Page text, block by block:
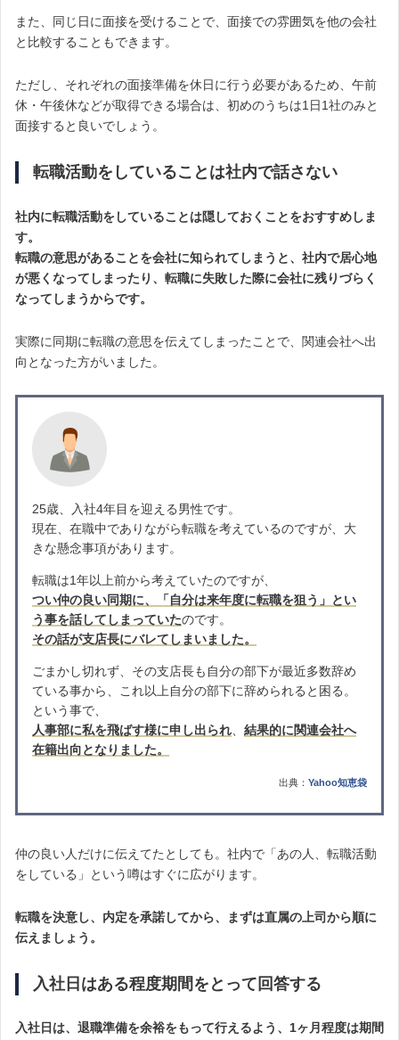
また、同じ日に面接を受けることで、面接での雰囲気を他の会社
と比較することもできます。
ただし、それぞれの面接準備を休日に行う必要があるため、午前
休・午後休などが取得できる場合は、初めのうちは1日1社のみと
面接すると良いでしょう。
転職活動をしていることは社内で話さない
社内に転職活動をしていることは隠しておくことをおすすめしま
す。
転職の意思があることを会社に知られてしまうと、社内で居心地
が悪くなってしまったり、転職に失敗した際に会社に残りづらく
なってしまうからです。
実際に同期に転職の意思を伝えてしまったことで、関連会社へ出
向となった方がいました。
25歳、入社4年目を迎える男性です。
現在、在職中でありながら転職を考えているのですが、大
きな懸念事項があります。
転職は1年以上前から考えていたのですが、
つい仲の良い同期に、「自分は来年度に転職を狙う」とい
う事を話してしまっていたのです。
その話が支店長にバレてしまいました。
ごまかし切れず、その支店長も自分の部下が最近多数辞め
ている事から、これ以上自分の部下に辞められると困る。
という事で、
人事部に私を飛ばす様に申し出られ
結果的に関連会社へ
在籍出向となりました。
出典： Yahoo知恵袋
仲の良い人だけに伝えてたとしても。社内で「あの人、転職活動
をしている」という噂はすぐに広がります。
転職を決意し、内定を承諾してから、まずは直属の上司から順に
伝えましょう。
入社日はある程度期間をとって回答する
入社日は、退職準備を余裕をもって行えるよう、1ヶ月程度は期間